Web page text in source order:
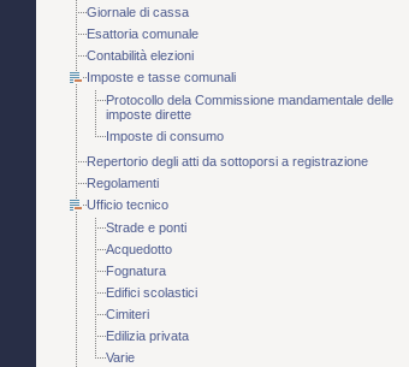
Giornale di cassa
Esattoria comunale
Contabilità elezioni
Imposte e tasse comunali
Protocollo dela Commissione mandamentale delle
imposte dirette
Imposte di consumo
Repertorio degli atti da sottoporsi a registrazione
Regolamenti
Ufficio tecnico
Strade e ponti
Acquedotto
Fognatura
Edifici scolastici
Cimiteri
Edilizia privata
Varie